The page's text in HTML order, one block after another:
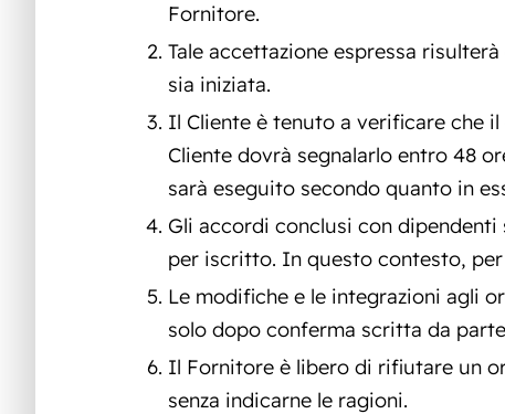
Fornitore.
Tale accettazione espressa
sia iniziata.
Il Cliente è tenuto a verificare che
Cliente dovrà segnalarlo entro 48
sarà eseguito secondo quanto in
Gli accordi conclusi con
per iscritto. In questo contesto,
Le modifiche e le integrazioni agli
solo dopo conferma scritta da
Il Fornitore è libero di rifiutare un
senza indicarne le ragioni.